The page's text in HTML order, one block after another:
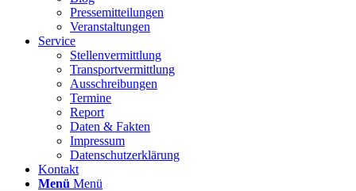
Pressemitteilungen
Veranstaltungen
Service
Stellenvermittlung
Transportvermittlung
Ausschreibungen
Termine
Report
Daten & Fakten
Impressum
Datenschutzerklärung
Kontakt
Menü Menü